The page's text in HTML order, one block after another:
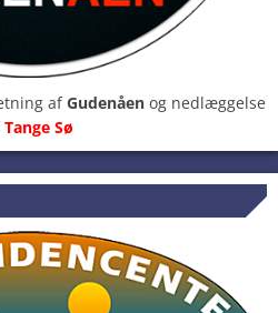
afGudenåen og nedlæggelse
Tange Sø